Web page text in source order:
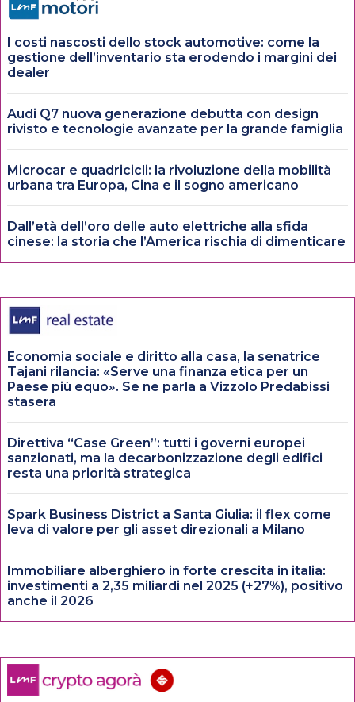
I costi nascosti dello stock automotive: come la
gestione dell’inventario sta erodendo i margini dei
dealer
Audi Q7 nuova generazione debutta con design
rivisto e tecnologie avanzate per la grande famiglia
Microcar e quadricicli: la rivoluzione della mobilità
urbana tra Europa, Cina e il sogno americano
Dall’età dell’oro delle auto elettriche alla sfida
cinese: la storia che l’America rischia di dimenticare
Economia sociale e diritto alla casa, la senatrice
Tajani rilancia: «Serve una finanza etica per un
Paese più equo». Se ne parla a Vizzolo Predabissi
stasera
Direttiva “Case Green”: tutti i governi europei
sanzionati, ma la decarbonizzazione degli edifici
resta una priorità strategica
Spark Business District a Santa Giulia: il flex come
leva di valore per gli asset direzionali a Milano
Immobiliare alberghiero in forte crescita in italia:
investimenti a 2,35 miliardi nel 2025 (+27%), positivo
anche il 2026